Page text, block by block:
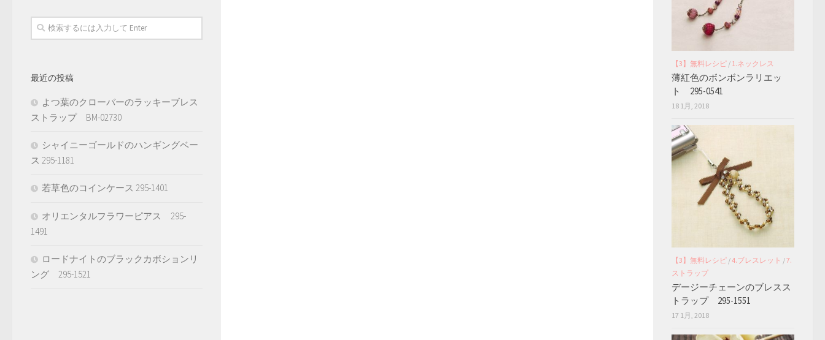
最近の投稿
よつ葉のクローバーのラッキーブレス
ストラップ BM-02730
シャイニーゴールドのハンギングベー
ス 295-1181
若草色のコインケース 295-1401
オリエンタルフラワーピアス 295-
1491
ロードナイトのブラックカボションリ
ング 295-1521
【3】無料レシピ / 1.ネックレス
薄紅色のボンボンラリエッ
ト 295-0541
18 1月, 2018
【3】無料レシピ /4.ブレスレット /7.
ストラップ
デージーチェーンのブレスス
トラップ 295-1551
17 1月, 2018